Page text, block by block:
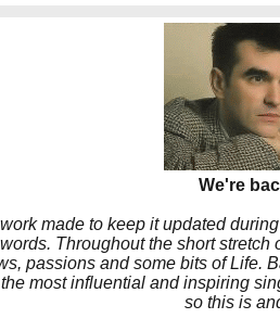
We're
made to keep it updated
Throughout the short
passions and some bits of Life.
most influential and inspiring
so this is